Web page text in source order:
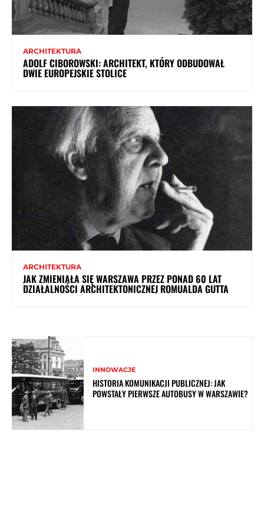
ARCHITEKTURA
ADOLF CIBOROWSKI: ARCHITEKT, KTÓRY ODBUDOWAŁ
DWIE EUROPEJSKIE STOLICE
ARCHITEKTURA
JAK ZMIENIAŁA SIĘ WARSZAWA PRZEZ PONAD 60 LAT
DZIAŁALNOŚCI ARCHITEKTONICZNEJ ROMUALDA GUTTA
INNOWACJE
HISTORIA KOMUNIKACJI PUBLICZNEJ: JAK
POWSTAŁY PIERWSZE AUTOBUSY W WARSZAWIE?